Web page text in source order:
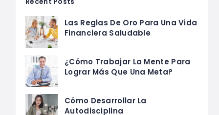
Las Reglas De Oro Para Una Vida
Financiera Saludable
¿Cómo Trabajar La Mente Para
Lograr Más Que Una Meta?
Cómo Desarrollar La
Autodisciplina